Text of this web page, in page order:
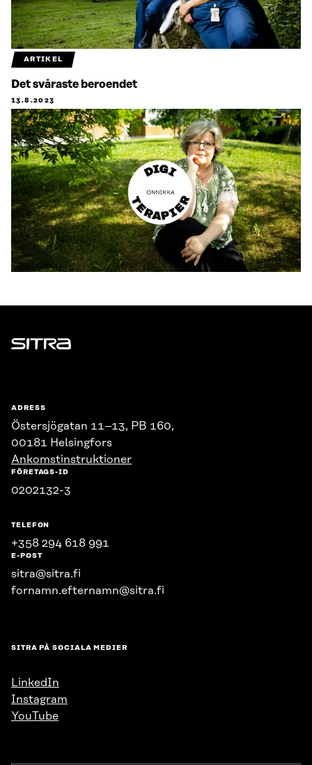
ARTIKEL
Det svåraste beroendet
13.8.2023
Sitra
ADRESS
Östersjögatan 11–13, PB 160,
00181 Helsingfors
Ankomstinstruktioner
FÖRETAGS-ID
0202132-3
TELEFON
+358 294 618 991
E-POST
sitra@sitra.fi
fornamn.efternamn@sitra.fi
SITRA PÅ SOCIALA MEDIER
LinkedIn
Instagram
YouTube